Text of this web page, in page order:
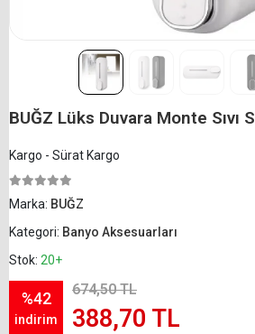
BUĞZ Lüks Duvara Monte Sıvı
Kargo - Sürat Kargo
Marka: BUĞZ
Kategori: Banyo Aksesuarları
Stok: 20+
%42
indirim
674,50 TL
388,70 TL